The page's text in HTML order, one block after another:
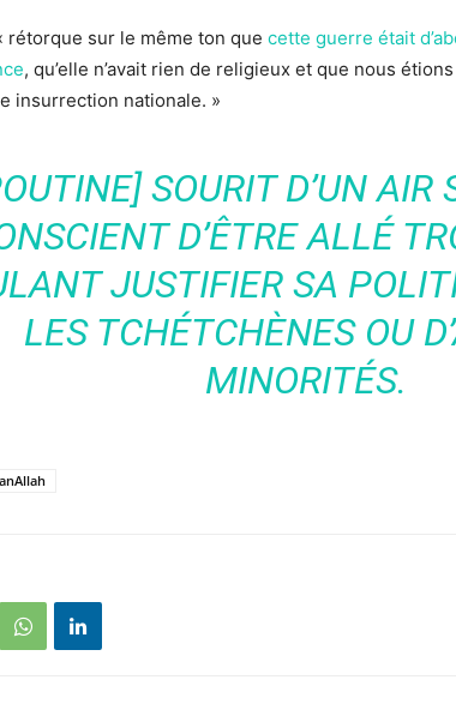
rétorque sur le même ton que cette guerre était
, qu’elle n’avait rien de religieux et que nous
insurrection nationale. »
SOURIT D’UN AIR
D’ÊTRE ALLÉ
JUSTIFIER SA
LES TCHÉTCHÈNES OU
MINORITÉS.